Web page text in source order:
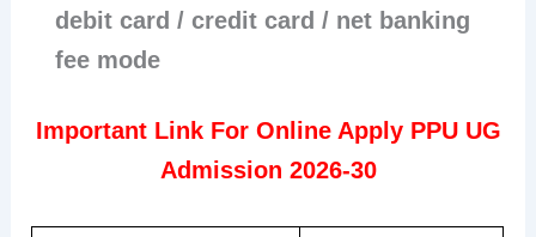
debit card / credit card / net banking
fee mode
Important Link For Online Apply PPU UG
Admission 2026-30